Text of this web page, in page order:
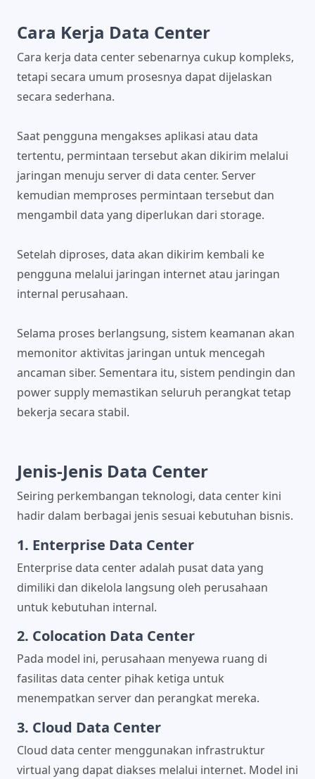
Cara Kerja Data Center
Cara kerja data center sebenarnya cukup kompleks,
tetapi secara umum prosesnya dapat dijelaskan
secara sederhana.
Saat pengguna mengakses aplikasi atau data
tertentu, permintaan tersebut akan dikirim melalui
jaringan menuju server di data center. Server
kemudian memproses permintaan tersebut dan
mengambil data yang diperlukan dari storage.
Setelah diproses, data akan dikirim kembali ke
pengguna melalui jaringan internet atau jaringan
internal perusahaan.
Selama proses berlangsung, sistem keamanan akan
memonitor aktivitas jaringan untuk mencegah
ancaman siber. Sementara itu, sistem pendingin dan
power supply memastikan seluruh perangkat tetap
bekerja secara stabil.
Jenis-Jenis Data Center
Seiring perkembangan teknologi, data center kini
hadir dalam berbagai jenis sesuai kebutuhan bisnis.
1. Enterprise Data Center
Enterprise data center adalah pusat data yang
dimiliki dan dikelola langsung oleh perusahaan
untuk kebutuhan internal.
2. Colocation Data Center
Pada model ini, perusahaan menyewa ruang di
fasilitas data center pihak ketiga untuk
menempatkan server dan perangkat mereka.
3. Cloud Data Center
Cloud data center menggunakan infrastruktur
virtual yang dapat diakses melalui internet. Model ini